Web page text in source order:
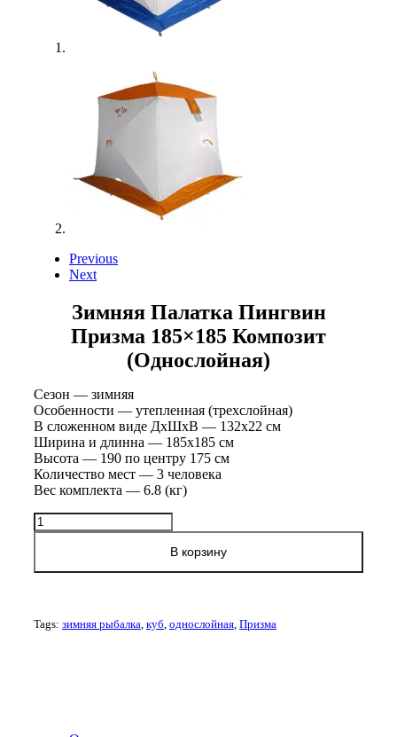
Previous
Next
Зимняя Палатка Пингвин
Призма 185×185 Композит
(однослойная)
Сезон — зимняя
Особенности — утепленная (трехслойная)
В сложенном виде ДхШхВ — 132х22 см
Ширина и длинна — 185х185 см
Высота — 190 по центру 175 см
Количество мест — 3 человека
Вес комплекта — 6.8 (кг)
Количество
товара
композит
В корзину
Tags: зимняя рыбалка, куб, однослойная, Призма